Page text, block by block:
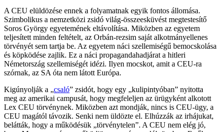
A CEU elüldözése ennek a folyamatnak egyik fontos állomása.
Szimbolikus a nemzetközi zsidó világ-összeesküvést megtestesítő
Soros György egyetemének eltávolítása. Miközben az egyetem
teljesített minden feltételt, az Orbán-rezsim saját alkotmányellenes
törvényét sem tartja be. Az egyetem náci szellemiségű bemocskolása
és köpködése zajlik. Ez a náci propagandahadjárat a hitleri
Németország szellemiségét idézi. Ilyen mocskot, amit a CEU-ra
szórnak, az SA óta nem látott Európa.
Kigúnyolják a „csaló” zsidót, hogy egy „kulipintyóban” nyitotta
meg az amerikai campusát, hogy megfeleljen az ürügyként alkotott
Lex CEU törvénynek. Miközben azt mondják, nincs is CEU-ügy, a
CEU magától távozik. Senki nem üldözte el. Elhúzzák az irhájukat,
belátták, hogy a működésük „törvénytelen”. A CEU nem elég jó,